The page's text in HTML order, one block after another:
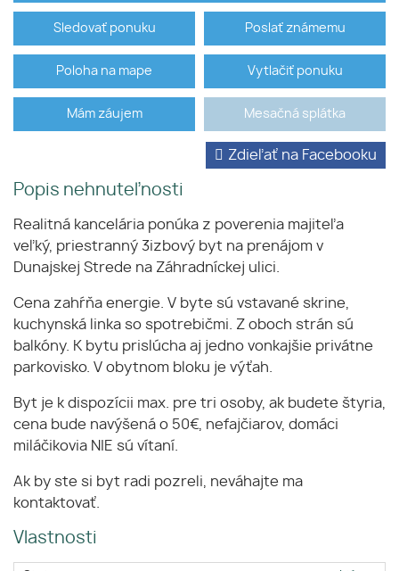
Sledovať ponuku Poslať známemu
Poloha na mape Vytlačiť ponuku
Mám záujem Mesačná splátka
Popis nehnuteľnosti
Zdieľať na Facebooku
Realitná kancelária ponúka z poverenia majiteľa
veľký, priestranný 3izbový byt na prenájom v
Dunajskej Strede na Záhradníckej ulici.
Cena zahŕňa energie. V byte sú vstavané skrine,
kuchynská linka so spotrebičmi. Z oboch strán sú
balkóny. K bytu prislúcha aj jedno vonkajšie privátne
parkovisko. V obytnom bloku je výťah.
Byt je k dispozícii max. pre tri osoby, ak budete štyria,
cena bude navýšená o 50€, nefajčiarov, domáci
miláčikovia NIE sú vítaní.
Ak by ste si byt radi pozreli, neváhajte ma
kontaktovať.
Vlastnosti